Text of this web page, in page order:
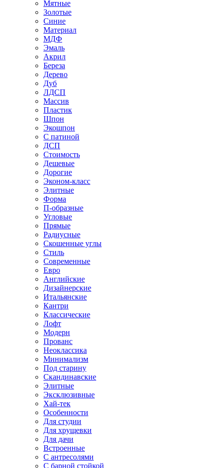
Мятные
Золотые
Синие
Материал
МДФ
Эмаль
Акрил
Береза
Дерево
Дуб
ЛДСП
Массив
Пластик
Шпон
Экошпон
С патиной
ДСП
Стоимость
Дешевые
Дорогие
Эконом-класс
Элитные
Форма
П-образные
Угловые
Прямые
Радиусные
Скошенные углы
Стиль
Современные
Евро
Английские
Дизайнерские
Итальянские
Кантри
Классические
Лофт
Модерн
Прованс
Неоклассика
Минимализм
Под старину
Скандинавские
Элитные
Эксклюзивные
Хай-тек
Особенности
Для студии
Для хрущевки
Для дачи
Встроенные
С антресолями
С барной стойкой